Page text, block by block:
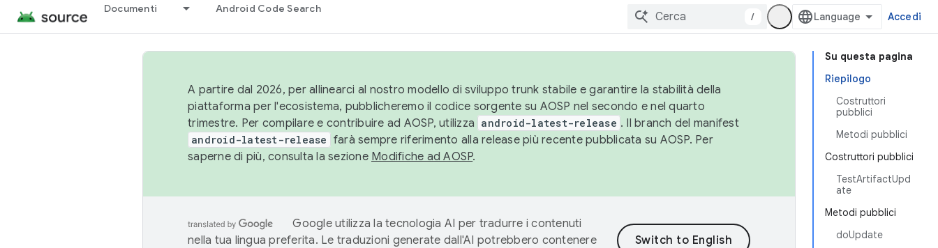
Documenti Android Code Search
/ Accedi
Su questa pagina
Riepilogo
Costruttori
pubblici
Metodi pubblici
Costruttori pubblici
TestArtifactUpd
ate
Metodi pubblici
doUpdate
A partire dal 2026, per allinearci al nostro modello di sviluppo trunk stabile e garantire la stabilità della
piattaforma per l'ecosistema, pubblicheremo il codice sorgente su AOSP nel secondo e nel quarto
trimestre. Per compilare e contribuire ad AOSP, utilizza android-latest-release . Il branch del manifest
android-latest-release farà sempre riferimento alla release più recente pubblicata su AOSP. Per
saperne di più, consulta la sezione Modifiche ad AOSP.
Google utilizza la tecnologia AI per tradurre i contenuti
nella tua lingua preferita. Le traduzioni generate dall'AI potrebbero contenere